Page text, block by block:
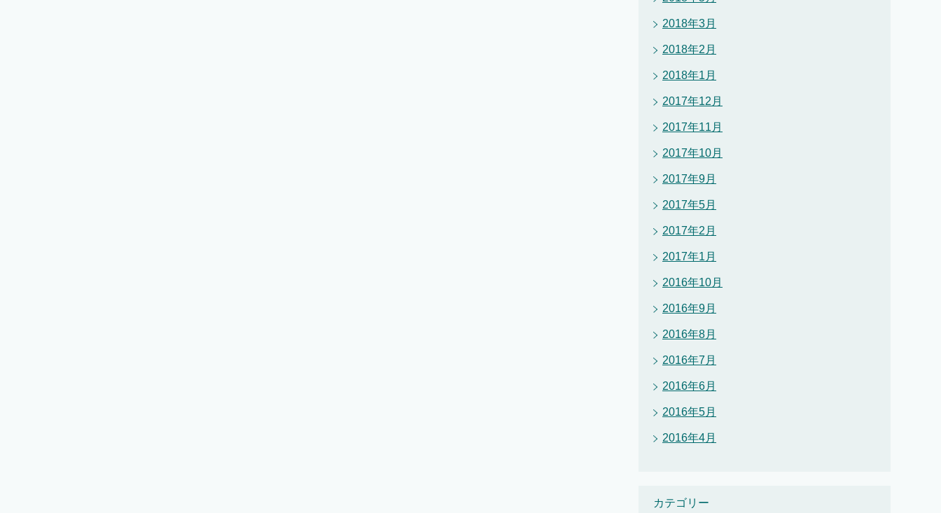
2018年3月
2018年2月
2018年1月
2017年12月
2017年11月
2017年10月
2017年9月
2017年5月
2017年2月
2017年1月
2016年10月
2016年9月
2016年8月
2016年7月
2016年6月
2016年5月
2016年4月
カテゴリー